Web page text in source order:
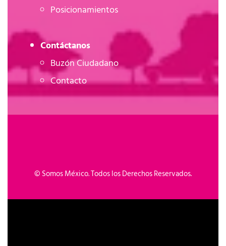
Posicionamientos
Contáctanos
Buzón Ciudadano
Contacto
© Somos México. Todos los Derechos Reservados.